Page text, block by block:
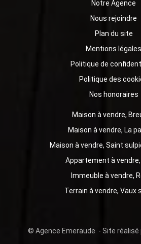
Notre Agence
Nous rejoindre
Plan du site
Mentions légales
Politique de
Politique des
Nos honoraires
Maison à vendre,
Maison à vendre, La
Maison à vendre, Saint
Appartement à vendre,
Immeuble à vendre,
Terrain à vendre, Vaux
© Agence Emeraude - Site réalisé